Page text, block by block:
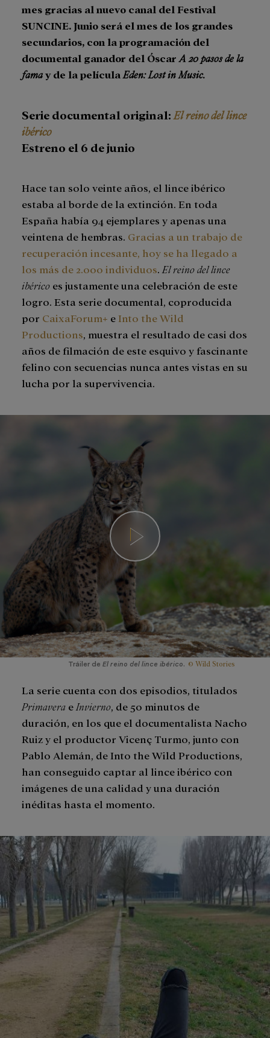
mes gracias al nuevo canal del Festival
SUNCINE. Junio será el mes de los grandes
secundarios, con la programación del
documental ganador del Óscar A 20 pasos de la
famay de la película Eden: Lost in Music.
Serie documental original: El reino del lince
ibérico
Estreno el 6 de junio
Hace tan solo veinte años, el lince ibérico
estaba al borde de la extinción. En toda
España había 94 ejemplares y apenas una
veintena de hembras. Gracias a un trabajo de
recuperación incesante, hoy se ha llegado a
los más de 2.000 individuos. El reino del lince
ibérico es justamente una celebración de este
logro. Esta serie documental, coproducida
por CaixaForum+ e Into the Wild
Productions, muestra el resultado de casi dos
años de filmación de este esquivo y fascinante
felino con secuencias nunca antes vistas en su
lucha por la supervivencia.
Tráiler de El reino del lince ibérico. © Wild Stories
La serie cuenta con dos episodios, titulados
Primavera e Invierno , de 50 minutos de
duración, en los que el documentalista Nacho
Ruiz y el productor Vicenç Turmo, junto con
Pablo Alemán, de Into the Wild Productions,
han conseguido captar al lince ibérico con
imágenes de una calidad y una duración
inéditas hasta el momento.